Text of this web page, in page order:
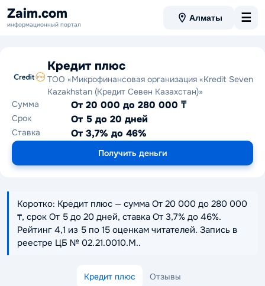
Zaim.com
информационный портал
Алматы ☰
Кредит плюс
ТОО «Микрофинансовая организация «Kredit Seven
Kazakhstan (Кредит Севен Казахстан)»
Сумма
От 20 000 до 280 000 ₸
Срок От 5 до 20 дней
Ставка От 3,7% до 46%
Получить деньги
Коротко: Кредит плюс — сумма От 20 000 до 280 000
₸, срок От 5 до 20 дней, ставка От 3,7% до 46%.
Рейтинг 4,1 из 5 по 15 оценкам читателей. Запись в
реестре ЦБ № 02.21.0010.M..
Кредит плюс Отзывы